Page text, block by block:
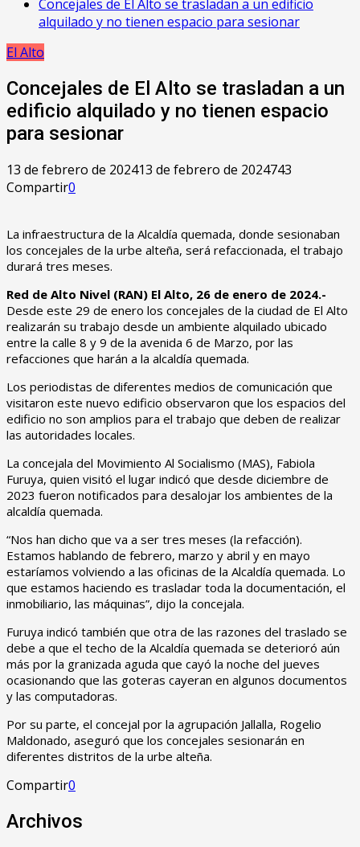
Concejales de El Alto se trasladan a un edificio
alquilado y no tienen espacio para sesionar
El Alto
Concejales de El Alto se trasladan a un
edificio alquilado y no tienen espacio
para sesionar
13 de febrero de 202413 de febrero de 2024743
Compartir0
La infraestructura de la Alcaldía quemada, donde sesionaban
los concejales de la urbe alteña, será refaccionada, el trabajo
durará tres meses.
Red de Alto Nivel (RAN) El Alto, 26 de enero de 2024.-
Desde este 29 de enero los concejales de la ciudad de El Alto
realizarán su trabajo desde un ambiente alquilado ubicado
entre la calle 8 y 9 de la avenida 6 de Marzo, por las
refacciones que harán a la alcaldía quemada.
Los periodistas de diferentes medios de comunicación que
visitaron este nuevo edificio observaron que los espacios del
edificio no son amplios para el trabajo que deben de realizar
las autoridades locales.
La concejala del Movimiento Al Socialismo (MAS), Fabiola
Furuya, quien visitó el lugar indicó que desde diciembre de
2023 fueron notificados para desalojar los ambientes de la
alcaldía quemada.
“Nos han dicho que va a ser tres meses (la refacción).
Estamos hablando de febrero, marzo y abril y en mayo
estaríamos volviendo a las oficinas de la Alcaldía quemada. Lo
que estamos haciendo es trasladar toda la documentación, el
inmobiliario, las máquinas”, dijo la concejala.
Furuya indicó también que otra de las razones del traslado se
debe a que el techo de la Alcaldía quemada se deterioró aún
más por la granizada aguda que cayó la noche del jueves
ocasionando que las goteras cayeran en algunos documentos
y las computadoras.
Por su parte, el concejal por la agrupación Jallalla, Rogelio
Maldonado, aseguró que los concejales sesionarán en
diferentes distritos de la urbe alteña.
Compartir0
Archivos